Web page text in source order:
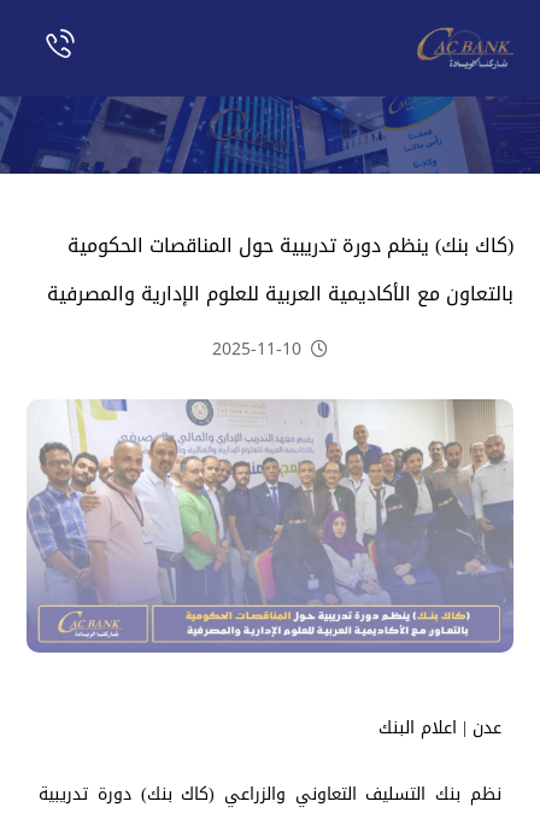
(كاك بنك) ينظم دورة تدريبية حول المناقصات الحكومية
بالتعاون مع الأكاديمية العربية للعلوم الإدارية والمصرفية
2025-11-10
عدن | اعلام البنك
نظم بنك التسليف التعاوني والزراعي (كاك بنك) دورة تدريبية